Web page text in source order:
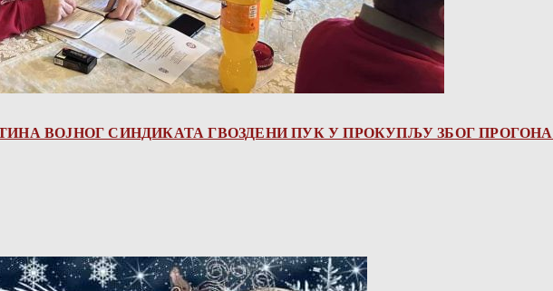
ВОЈНОГ СИНДИКАТА ГВОЗДЕНИ ПУК У ПРОКУПЉУ ЗБОГ